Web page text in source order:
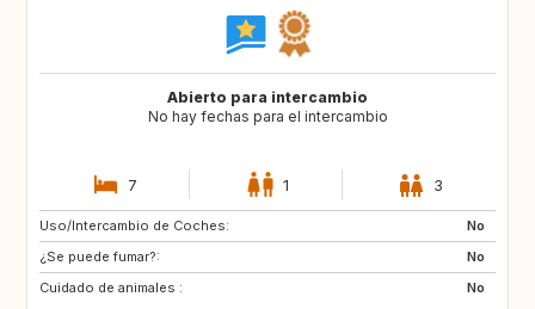
Abierto para intercambio
No hay fechas para el intercambio
7 1 3
Uso/Intercambio de Coches:
No
¿Se puede fumar?:
No
Cuidado de animales :
No
IE
GB
ES